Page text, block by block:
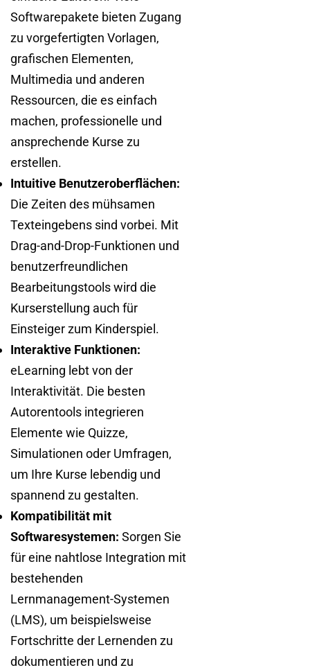
Softwarepakete bieten Zugang
zu vorgefertigten Vorlagen,
grafischen Elementen,
Multimedia und anderen
Ressourcen, die es einfach
machen, professionelle und
ansprechende Kurse zu
erstellen.
Intuitive Benutzeroberflächen:
Die Zeiten des mühsamen
Texteingebens sind vorbei. Mit
Drag-and-Drop-Funktionen und
benutzerfreundlichen
Bearbeitungstools wird die
Kurserstellung auch für
Einsteiger zum Kinderspiel.
Interaktive Funktionen:
eLearning lebt von der
Interaktivität. Die besten
Autorentools integrieren
Elemente wie Quizze,
Simulationen oder Umfragen,
um Ihre Kurse lebendig und
spannend zu gestalten.
Kompatibilität mit
Softwaresystemen: Sorgen Sie
für eine nahtlose Integration mit
bestehenden
Lernmanagement-Systemen
(LMS), um beispielsweise
Fortschritte der Lernenden zu
dokumentieren und zu